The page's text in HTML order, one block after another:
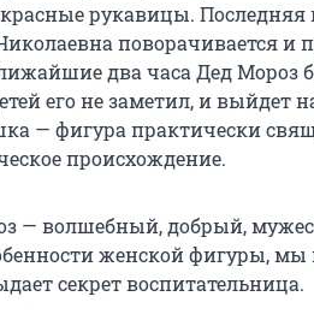
рукавицы. Последняя
поворачивается и
два часа Дед Мороз
его не заметил, и выйдет
— фигура практически
происхождение.
— волшебный, добрый,
женской фигуры,
секрет воспитательница.